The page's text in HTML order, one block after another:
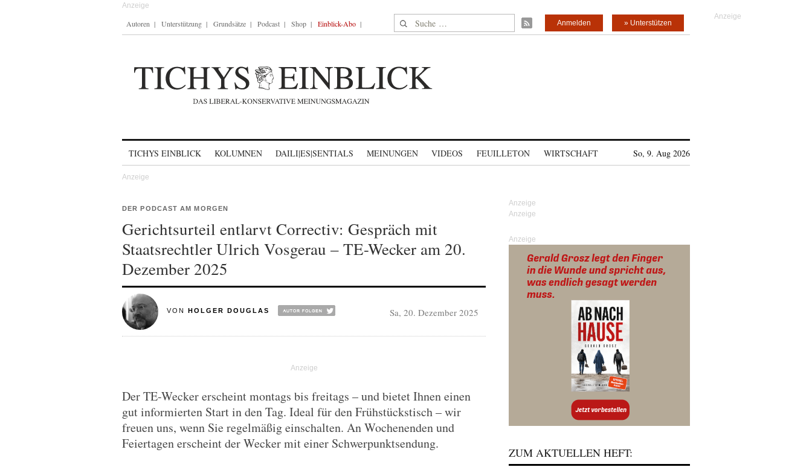
Autoren Unterstützung Grundsätze Podcast Shop Einblick-Abo Suche nach: » Unterstützen
Anmelden
TICHYS EINBLICK KOLUMNEN DAILI|ES|SENTIALS MEINUNGEN VIDEOS FEUILLETON WIRTSCHAFT So, 9. Aug 2026
DER PODCAST AM MORGEN
Gerichtsurteil entlarvt Correctiv: Gespräch mit
Staatsrechtler Ulrich Vosgerau – TE-Wecker am 20.
Dezember 2025
VON HOLGER DOUGLAS Sa, 20. Dezember 2025
Der TE-Wecker erscheint montags bis freitags – und bietet Ihnen einen
gut informierten Start in den Tag. Ideal für den Frühstückstisch – wir
freuen uns, wenn Sie regelmäßig einschalten. An Wochenenden und
Feiertagen erscheint der Wecker mit einer Schwerpunktsendung.
Anzeige
ZUM AKTUELLEN HEFT: